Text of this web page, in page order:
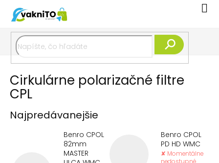
obsah
Cirkulárne polarizačné filtre
CPL
Najpredávanejšie
Benro CPOL
82mm
MASTER
Benro CPOL
PD HD WMC
✘ Momentálne
nedostupné